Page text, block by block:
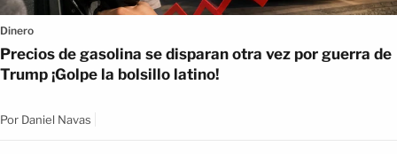
Dinero
Precios de gasolina se disparan otra vez por guerra de
Trump ¡Golpe la bolsillo latino!
Por Daniel Navas